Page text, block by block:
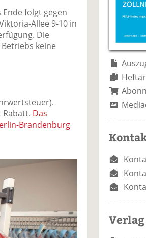
te
il
e
n
il
e
n
n
d
folgt gegen
Allee 9-10 in
Die
keine
Das
Brandenburg
Verlag